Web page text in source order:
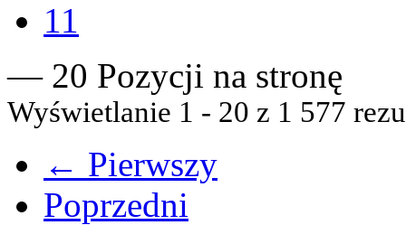
11
— 20 Pozycji na stronę
Wyświetlanie 1 - 20 z 1 577
← Pierwszy
Poprzedni